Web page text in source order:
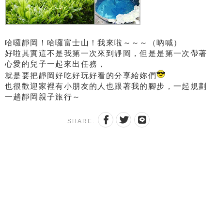
哈囉靜岡！哈囉富士山！我來啦～～～（吶喊）
好啦其實這不是我第一次來到靜岡，但是是第一次帶著
心愛的兒子一起來出任務，
就是要把靜岡好吃好玩好看的分享給妳們
也很歡迎家裡有小朋友的人也跟著我的腳步，一起規劃
一趟靜岡親子旅行～
SHARE: